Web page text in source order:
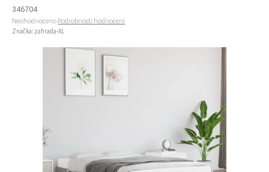
346704
Průměrné hodnocení produktu je 0,0 z 5 hvězdiček.
NeohodnocenoPodrobnosti hodnocení
Značka: zahrada-XL